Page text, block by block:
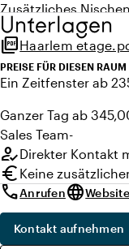
Zusätzliches
Ideal für Buffets,
2 Anschlüsse für 32
Smart-Home-
Beamer, Temperatur)
Privatsphäre-
Zugang zum Balkon
Akustikdecke
Schallschutzwände
Rollstuhlgerecht
Unterlagen
picture_as_pdfHaarlem
PREISE FÜR DIESEN RAUM
Ein Zeitfenster ab
Ganzer Tag ab
Sales Team-
how_to_regDirekter Kontakt
euro Keine
callAnrufenlanguageWebsite
Kontakt aufnehmen